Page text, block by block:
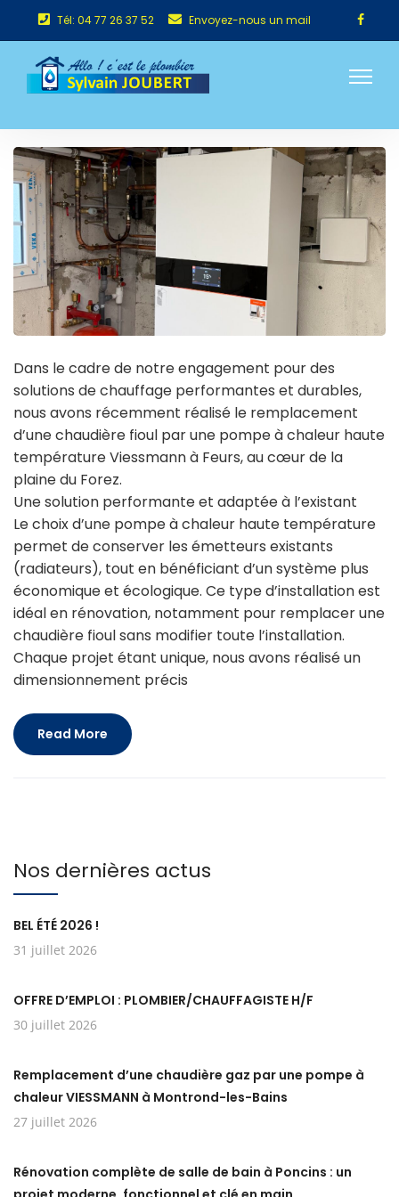
Tél: 04 77 26 37 52 Envoyez-nous un mail
Dans le cadre de notre engagement pour des
solutions de chauffage performantes et durables,
nous avons récemment réalisé le remplacement
d’une chaudière fioul par une pompe à chaleur haute
température Viessmann à Feurs, au cœur de la
plaine du Forez.
Une solution performante et adaptée à l’existant
Le choix d’une pompe à chaleur haute température
permet de conserver les émetteurs existants
(radiateurs), tout en bénéficiant d’un système plus
économique et écologique. Ce type d’installation est
idéal en rénovation, notamment pour remplacer une
chaudière fioul sans modifier toute l’installation.
Chaque projet étant unique, nous avons réalisé un
dimensionnement précis
Read More
Nos dernières actus
BEL ÉTÉ 2026 !
31 juillet 2026
OFFRE D’EMPLOI : PLOMBIER/CHAUFFAGISTE H/F
30 juillet 2026
Remplacement d’une chaudière gaz par une pompe à
chaleur VIESSMANN à Montrond-les-Bains
27 juillet 2026
Rénovation complète de salle de bain à Poncins : un